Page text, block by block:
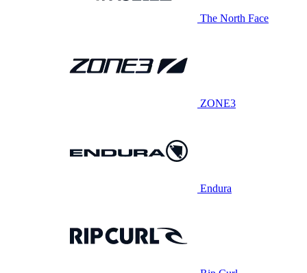
The North Face
ZONE3
Endura